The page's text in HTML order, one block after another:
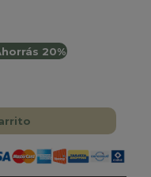
20%